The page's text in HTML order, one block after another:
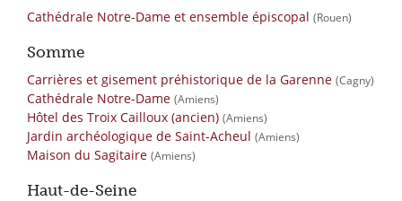
Cathédrale Notre-Dame et ensemble épiscopal (Rouen)
Somme
Carrières et gisement préhistorique de la Garenne (Cagny)
Cathédrale Notre-Dame (Amiens)
Hôtel des Troix Cailloux (ancien) (Amiens)
Jardin archéologique de Saint-Acheul (Amiens)
Maison du Sagitaire (Amiens)
Haut-de-Seine